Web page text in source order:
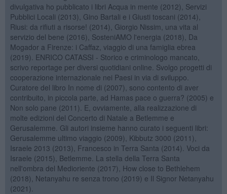
divulgativa ho pubblicato i libri Acqua in mente (2012), Servizi
Pubblici Locali (2013), Gino Bartali e i Giusti toscani (2014),
Riusi: da rifiuti a risorse! (2014), Giorgio Nissim, una vita al
servizio del bene (2016), SosteniAMO l'energia (2018), Da
Mogador a Firenze: i Caffaz, viaggio di una famiglia ebrea
(2019). ENRICO CATASSI - Storico e criminologo mancato,
scrivo reportage per diversi quotidiani online. Svolgo progetti di
cooperazione internazionale nei Paesi in via di sviluppo.
Curatore del libro In nome di (2007), sono contento di aver
contribuito, in piccola parte, ad Hamas pace o guerra? (2005) e
Non solo pane (2011). E, ovviamente, alla realizzazione di
molte edizioni del Concerto di Natale a Betlemme e
Gerusalemme. Gli autori insieme hanno curato i seguenti libri:
Gerusalemme ultimo viaggio (2009), Kibbutz 3000 (2011),
Israele 2013 (2013), Francesco in Terra Santa (2014). Voci da
Israele (2015), Betlemme. La stella della Terra Santa
nell'ombra del Medioriente (2017), How close to Bethlehem
(2018), Netanyahu re senza trono (2019) e Il Signor Netanyahu
(2021).